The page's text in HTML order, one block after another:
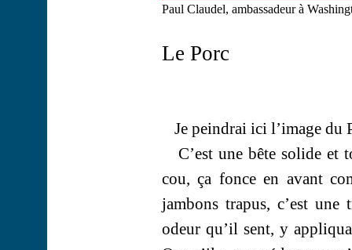
Paul Claudel, ambassadeur à
Le Porc
Je peindrai ici l’image du
C’est une bête solide et
cou, ça fonce en avant
jambons trapus, c’est
odeur qu’il sent, y